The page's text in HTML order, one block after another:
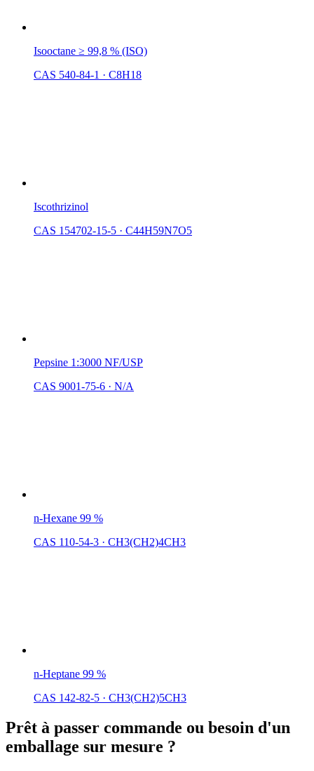
Isooctane ≥ 99,8 % (ISO)
CAS 540-84-1 · C8H18
Iscothrizinol
CAS 154702-15-5 · C44H59N7O5
Pepsine 1:3000 NF/USP
CAS 9001-75-6 · N/A
n-Hexane 99 %
CAS 110-54-3 · CH3(CH2)4CH3
n-Heptane 99 %
CAS 142-82-5 · CH3(CH2)5CH3
Prêt à passer commande ou besoin d'un
emballage sur mesure ?